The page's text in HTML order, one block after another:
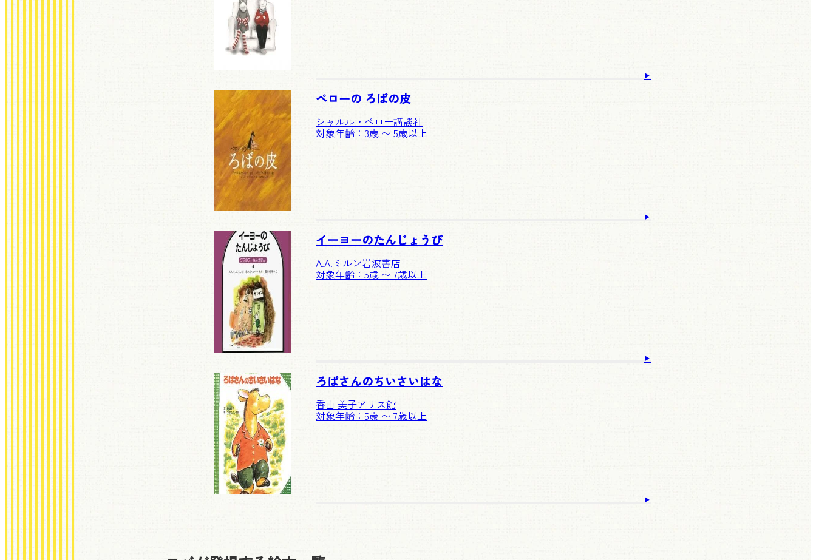
ペローの ろばの皮
シャルル・ペロー講談社
対象年齢：3歳 〜 5歳以上
イーヨーのたんじょうび
A.A.ミルン岩波書店
対象年齢：5歳 〜 7歳以上
ろばさんのちいさいはな
香山 美子アリス館
対象年齢：5歳 〜 7歳以上